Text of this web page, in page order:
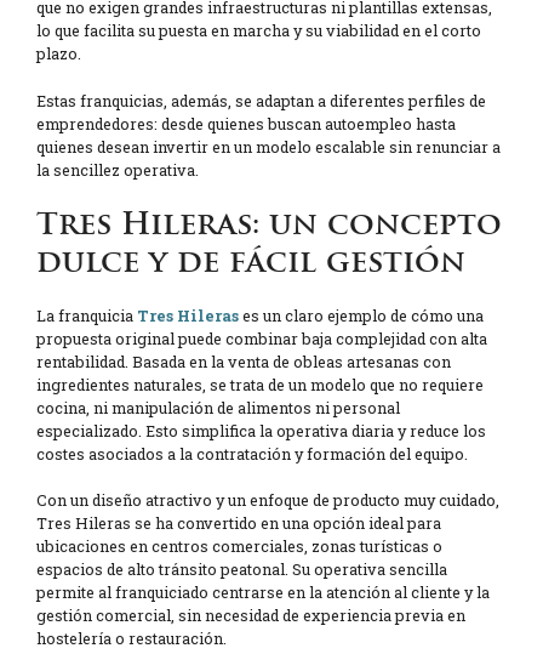
que no exigen grandes infraestructuras ni plantillas extensas,
lo que facilita su puesta en marcha y su viabilidad en el corto
plazo.
Estas franquicias, además, se adaptan a diferentes perfiles de
emprendedores: desde quienes buscan autoempleo hasta
quienes desean invertir en un modelo escalable sin renunciar a
la sencillez operativa.
Tres Hileras: un concepto
dulce y de fácil gestión
La franquicia Tres Hilerases un claro ejemplo de cómo una
propuesta original puede combinar baja complejidad con alta
rentabilidad. Basada en la venta de obleas artesanas con
ingredientes naturales, se trata de un modelo que no requiere
cocina, ni manipulación de alimentos ni personal
especializado. Esto simplifica la operativa diaria y reduce los
costes asociados a la contratación y formación del equipo.
Con un diseño atractivo y un enfoque de producto muy cuidado,
Tres Hileras se ha convertido en una opción ideal para
ubicaciones en centros comerciales, zonas turísticas o
espacios de alto tránsito peatonal. Su operativa sencilla
permite al franquiciado centrarse en la atención al cliente y la
gestión comercial, sin necesidad de experiencia previa en
hostelería o restauración.